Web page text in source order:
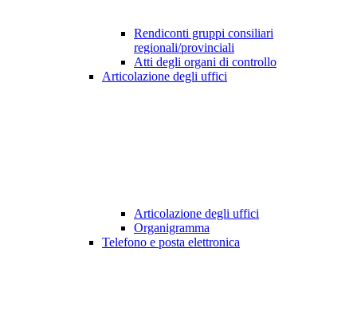
Rendiconti gruppi consiliari
regionali/provinciali
Atti degli organi di controllo
Articolazione degli uffici
Articolazione degli uffici
Organigramma
Telefono e posta elettronica